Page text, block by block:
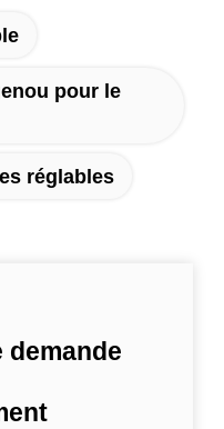
pour le
réglables
demande